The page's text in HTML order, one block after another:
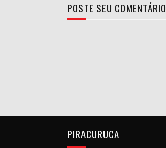
POSTE SEU COMENTÁRIO
PIRACURUCA